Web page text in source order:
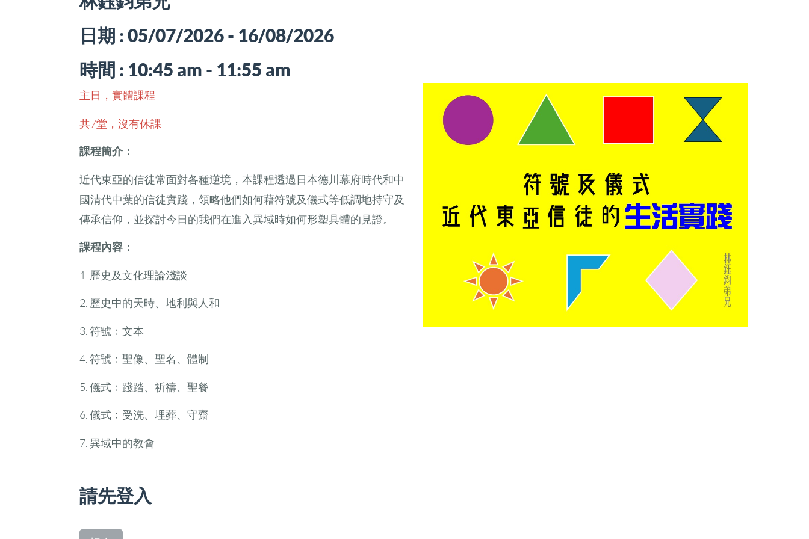
日期 : 05/07/2026 - 16/08/2026
時間 : 10:45 am - 11:55 am
主日，實體課程
共7堂，沒有休課
課程簡介：
近代東亞的信徒常面對各種逆境，本課程透過日本德川幕府時代和中
國清代中葉的信徒實踐，領略他們如何藉符號及儀式等低調地持守及
傳承信仰，並探討今日的我們在進入異域時如何形塑具體的見證。
課程內容：
1. 歷史及文化理論淺談
2. 歷史中的天時、地利與人和
3. 符號﹕文本
4. 符號﹕聖像、聖名、體制
5. 儀式﹕踐踏、祈禱、聖餐
6. 儀式﹕受洗、埋葬、守齋
7. 異域中的教會
請先登入